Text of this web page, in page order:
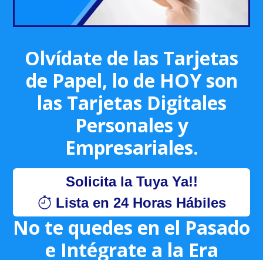
Olvídate de las Tarjetas
de Papel, lo de HOY son
las Tarjetas Digitales
Personales y
Empresariales.
Solicita la Tuya Ya!!
Lista en 24 Horas Hábiles
No te quedes en el Pasado
e Intégrate a la Era